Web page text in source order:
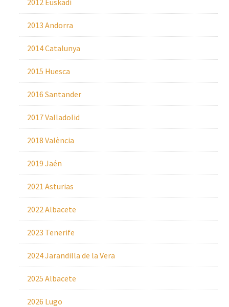
2012 Euskadi
2013 Andorra
2014 Catalunya
2015 Huesca
2016 Santander
2017 Valladolid
2018 València
2019 Jaén
2021 Asturias
2022 Albacete
2023 Tenerife
2024 Jarandilla de la Vera
2025 Albacete
2026 Lugo